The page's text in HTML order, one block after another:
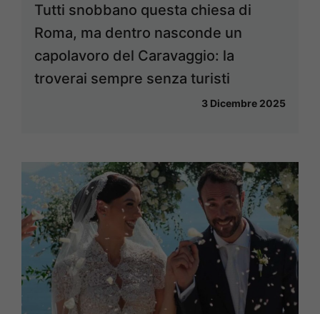
Tutti snobbano questa chiesa di
Roma, ma dentro nasconde un
capolavoro del Caravaggio: la
troverai sempre senza turisti
3 Dicembre 2025